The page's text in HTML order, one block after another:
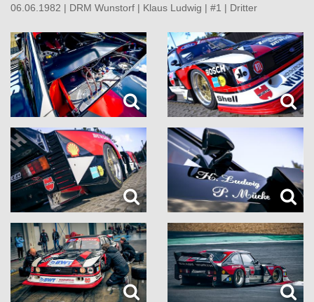
06.06.1982 | DRM Wunstorf | Klaus Ludwig | #1 | Dritter